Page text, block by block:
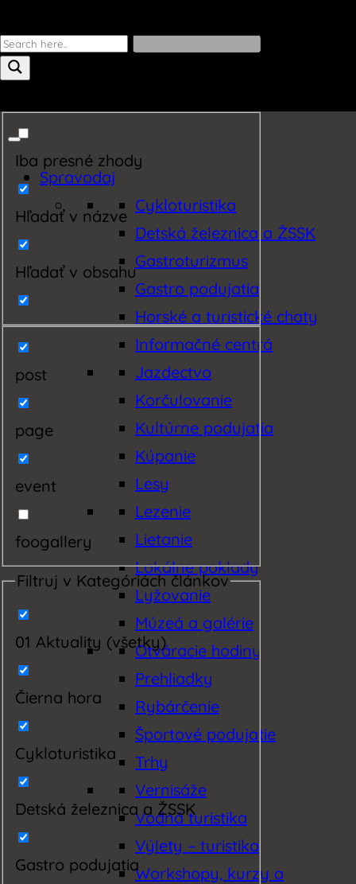
Iba presné zhody
Hľadať v názve
Hľadať v obsahu
post
page
event
foogallery
Filtruj v Kategóriách článkov
01 Aktuality (všetky)
Čierna hora
Cykloturistika
Detská železnica a ŽSSK
Gastro podujatia
Spravodaj
Cykloturistika
Detská železnica a ŽSSK
Gastroturizmus
Gastro podujatia
Horské a turistické chaty
Informačné centrá
Jazdectvo
Korčulovanie
Kultúrne podujatia
Kúpanie
Lesy
Lezenie
Lietanie
Lokálne poklady
Lyžovanie
Múzeá a galérie
Otváracie hodiny
Prehliadky
Rybárčenie
Športové podujatie
Trhy
Vernisáže
Vodná turistika
Výlety – turistika
Workshopy, kurzy a